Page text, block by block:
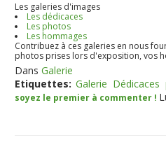
Les galeries d'images
Les dédicaces
Les photos
Les hommages
Contribuez à ces galeries en nous
photos prises lors d'exposition, vos
DansGalerie
Etiquettes: Galerie Dédicaces
soyez le premier à commenter !